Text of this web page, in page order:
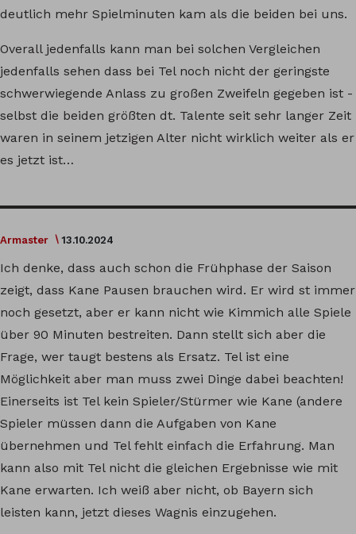
deutlich mehr Spielminuten kam als die beiden bei uns.
Overall jedenfalls kann man bei solchen Vergleichen
jedenfalls sehen dass bei Tel noch nicht der geringste
schwerwiegende Anlass zu großen Zweifeln gegeben ist -
selbst die beiden größten dt. Talente seit sehr langer Zeit
waren in seinem jetzigen Alter nicht wirklich weiter als er
es jetzt ist…
Armaster 13.10.2024
Ich denke, dass auch schon die Frühphase der Saison
zeigt, dass Kane Pausen brauchen wird. Er wird st immer
noch gesetzt, aber er kann nicht wie Kimmich alle Spiele
über 90 Minuten bestreiten. Dann stellt sich aber die
Frage, wer taugt bestens als Ersatz. Tel ist eine
Möglichkeit aber man muss zwei Dinge dabei beachten!
Einerseits ist Tel kein Spieler/Stürmer wie Kane (andere
Spieler müssen dann die Aufgaben von Kane
übernehmen und Tel fehlt einfach die Erfahrung. Man
kann also mit Tel nicht die gleichen Ergebnisse wie mit
Kane erwarten. Ich weiß aber nicht, ob Bayern sich
leisten kann, jetzt dieses Wagnis einzugehen.